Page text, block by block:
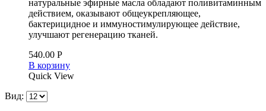
натуральные эфирные масла обладают поливитаминным
действием, оказывают общеукрепляющее,
бактерицидное и иммуностимулирующее действие,
улучшают регенерацию тканей.
540.00 Р
В корзину
Quick View
Вид: